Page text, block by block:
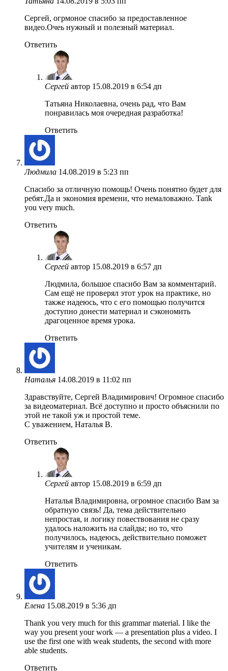
Сергей, огрмоное спасибо за предоставленное
видео.Очеь нужный и полезный материал.
Ответить
Сергей автор 15.08.2019 в 6:54 дп
Татьяна Николаевна, очень рад, что Вам
понравилась моя очередная разработка!
Ответить
Людмила 14.08.2019 в 5:23 пп
Спасибо за отличную помощь! Очень понятно будет для
ребят.Да и экономия времени, что немаловажно. Tank
you very much.
Ответить
Сергей автор 15.08.2019 в 6:57 дп
Людмила, большое спасибо Вам за комментарий.
Сам ещё не проверял этот урок на практике, но
также надеюсь, что с его помощью получится
доступно донести материал и сэкономить
драгоценное время урока.
Ответить
Наталья 14.08.2019 в 11:02 пп
Здравствуйте, Сергей Владимирович! Огромное спасибо
за видеоматериал. Всё доступно и просто объяснили по
этой не такой уж и простой теме.
С уважением, Наталья В.
Ответить
Сергей автор 15.08.2019 в 6:59 дп
Наталья Владимировна, огромное спасибо Вам за
обратную связь! Да, тема действительно
непростая, и логику повествования не сразу
удалось наложить на слайды; но то, что
получилось, надеюсь, действительно поможет
учителям и ученикам.
Ответить
Елена 15.08.2019 в 5:36 дп
Thank you very much for this grammar material. I like the
way you present your work — a presentation plus a video. I
use the first one with weak students, the second with more
able students.
Ответить